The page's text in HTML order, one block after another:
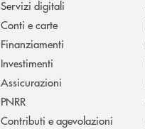
Servizi digitali
Conti e carte
Finanziamenti
Investimenti
Assicurazioni
PNRR
Contributi e agevolazioni